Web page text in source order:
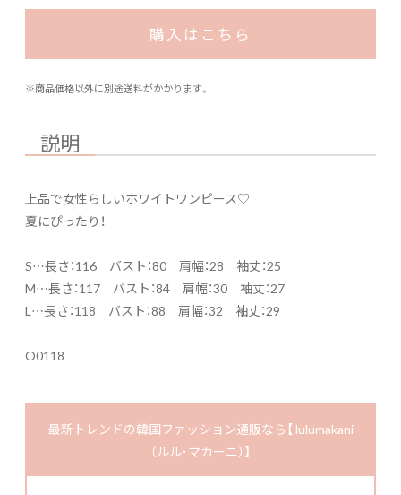
購入はこちら
※商品価格以外に別途送料がかかります。
説明
上品で女性らしいホワイトワンピース♡
夏にぴったり！
S…長さ：116 バスト：80 肩幅：28 袖丈：25
M…長さ：117 バスト：84 肩幅：30 袖丈：27
L…長さ：118 バスト：88 肩幅：32 袖丈：29
O0118
最新トレンドの韓国ファッション通販なら【 lulumakani
（ルル･マカーニ）】